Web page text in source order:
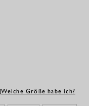
Welche Größe habe ich?